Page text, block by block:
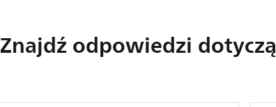
Znajdź odpowiedzi